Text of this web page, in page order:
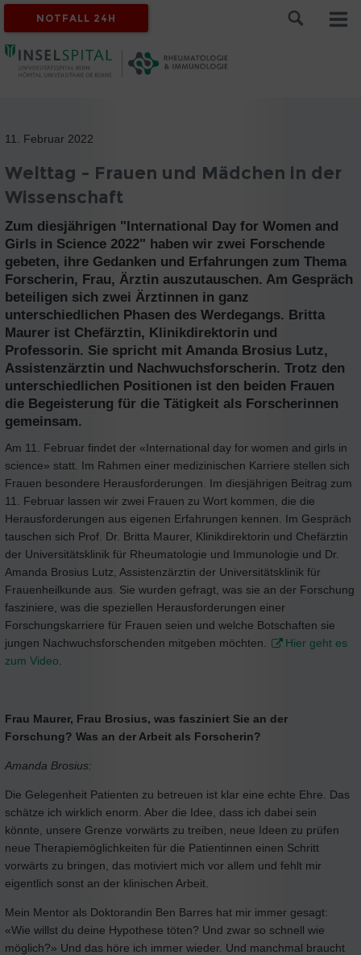
NOTFALL 24H
11. Februar 2022
Welttag - Frauen und Mädchen in der
Wissenschaft
Zum diesjährigen "International Day for Women and
Girls in Science 2022" haben wir zwei Forschende
gebeten, ihre Gedanken und Erfahrungen zum Thema
Forscherin, Frau, Ärztin auszutauschen. Am Gespräch
beteiligen sich zwei Ärztinnen in ganz
unterschiedlichen Phasen des Werdegangs. Britta
Maurer ist Chefärztin, Klinikdirektorin und
Professorin. Sie spricht mit Amanda Brosius Lutz,
Assistenzärztin und Nachwuchsforscherin. Trotz den
unterschiedlichen Positionen ist den beiden Frauen
die Begeisterung für die Tätigkeit als Forscherinnen
gemeinsam.
Am 11. Februar findet der «International day for women and girls in
science» statt. Im Rahmen einer medizinischen Karriere stellen sich
Frauen besondere Herausforderungen. Im diesjährigen Beitrag zum
11. Februar lassen wir zwei Frauen zu Wort kommen, die die
Herausforderungen aus eigenen Erfahrungen kennen. Im Gespräch
tauschen sich Prof. Dr. Britta Maurer, Klinikdirektorin und Chefärztin
der Universitätsklinik für Rheumatologie und Immunologie und Dr.
Amanda Brosius Lutz, Assistenzärztin der Universitätsklinik für
Frauenheilkunde aus. Sie wurden gefragt, was sie an der Forschung
fasziniere, was die speziellen Herausforderungen einer
Forschungskarriere für Frauen seien und welche Botschaften sie
jungen Nachwuchsforschenden mitgeben möchten.
Hier geht es
zum Video
Frau Maurer, Frau Brosius, was fasziniert Sie an der
Forschung? Was an der Arbeit als Forscherin?
Amanda Brosius:
Die Gelegenheit Patienten zu betreuen ist klar eine echte Ehre. Das
schätze ich wirklich enorm. Aber die Idee, dass ich dabei sein
könnte, unsere Grenze vorwärts zu treiben, neue Ideen zu prüfen
neue Therapiemöglichkeiten für die Patientinnen einen Schritt
vorwärts zu bringen, das motiviert mich vor allem und fehlt mir
eigentlich sonst an der klinischen Arbeit.
Mein Mentor als Doktorandin Ben Barres hat mir immer gesagt:
«Wie willst du deine Hypothese töten? Und zwar so schnell wie
möglich?» Und das höre ich immer wieder. Und manchmal braucht